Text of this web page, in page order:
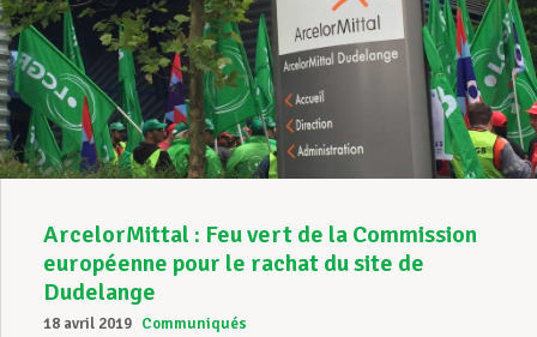
ArcelorMittal : Feu vert de la Commission
européenne pour le rachat du site de
Dudelange
18 avril 2019 Communiqués